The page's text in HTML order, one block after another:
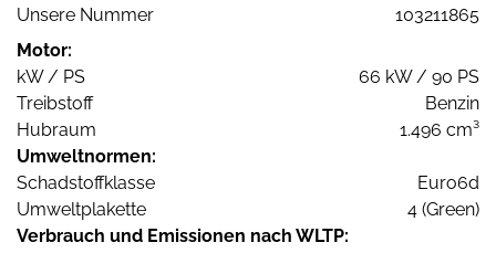
Unsere Nummer
103211865
Motor:
kW / PS
66 kW / 90 PS
Treibstoff
Benzin
Hubraum
1.496 cm³
Umweltnormen:
Schadstoffklasse
Euro6d
Umweltplakette
4 (Green)
Verbrauch und Emissionen nach WLTP: